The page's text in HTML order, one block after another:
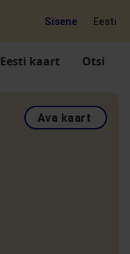
Sisene Eesti
Eesti kaart Otsi
Ava kaart